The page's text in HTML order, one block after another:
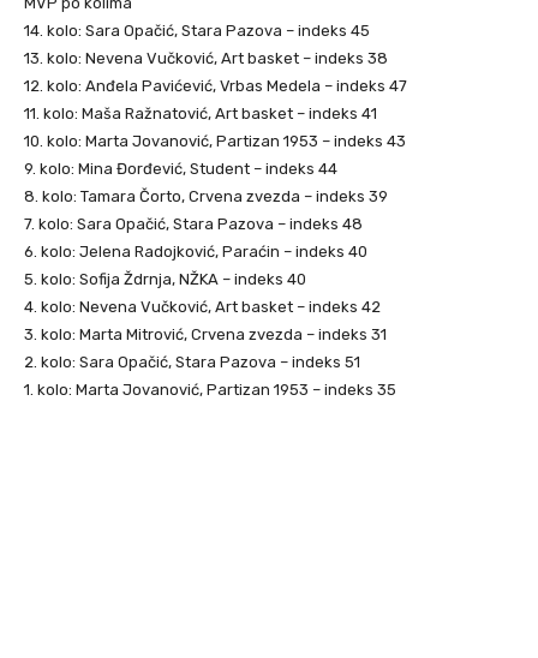
14. kolo: Sara Opačić, Stara Pazova – indeks 45
13. kolo: Nevena Vučković, Art basket – indeks 38
12. kolo: Anđela Pavićević, Vrbas Medela – indeks 47
11. kolo: Maša Ražnatović, Art basket – indeks 41
10. kolo: Marta Jovanović, Partizan 1953 – indeks 43
9. kolo: Mina Đorđević, Student – indeks 44
8. kolo: Tamara Čorto, Crvena zvezda – indeks 39
7. kolo: Sara Opačić, Stara Pazova – indeks 48
6. kolo: Jelena Radojković, Paraćin – indeks 40
5. kolo: Sofija Ždrnja, NŽKA – indeks 40
4. kolo: Nevena Vučković, Art basket – indeks 42
3. kolo: Marta Mitrović, Crvena zvezda – indeks 31
2. kolo: Sara Opačić, Stara Pazova – indeks 51
1. kolo: Marta Jovanović, Partizan 1953 – indeks 35